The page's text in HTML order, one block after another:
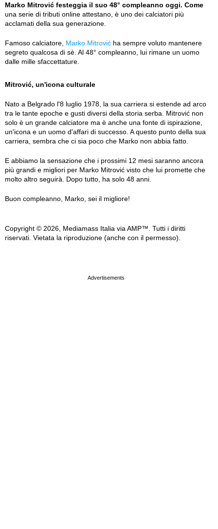
Marko Mitrović festeggia il suo 48° compleanno oggi. Come
una serie di tributi online attestano, è uno dei calciatori più
acclamati della sua generazione.
Famoso calciatore, Marko Mitrović ha sempre voluto mantenere
segreto qualcosa di sè. Al 48° compleanno, lui rimane un uomo
dalle mille sfaccettature.
Mitrović, un'icona culturale
Nato a Belgrado l'8 luglio 1978, la sua carriera si estende ad arco
tra le tante epoche e gusti diversi della storia serba. Mitrović non
solo è un grande calciatore ma è anche una fonte di ispirazione,
un'icona e un uomo d'affari di successo. A questo punto della sua
carriera, sembra che ci sia poco che Marko non abbia fatto.
E abbiamo la sensazione che i prossimi 12 mesi saranno ancora
più grandi e migliori per Marko Mitrović visto che lui promette che
molto altro seguirà. Dopo tutto, ha solo 48 anni.
Buon compleanno, Marko, sei il migliore!
Copyright © 2026, Mediamass Italia via AMP™. Tutti i diritti
riservati. Vietata la riproduzione (anche con il permesso).